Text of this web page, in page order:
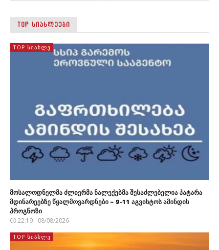
TOP ᲡᲘᲐᲮᲚᲔᲔᲑᲘ
TOP ᲡᲘᲐᲮᲚᲔ
მოსალოდნელმა ძლიერმა ნალექებმა შესაძლებელია პატარა
მდინარეებზე წყალმოვარდნები – 9-11 აგვისტოს ამინდის
პროგნოზი
22:19 - 08/08/2026
TOP ᲡᲘᲐᲮᲚᲔ